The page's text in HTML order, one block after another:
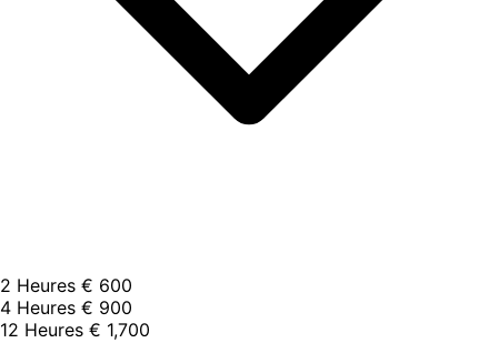
2 Heures € 600
4 Heures € 900
12 Heures € 1,700